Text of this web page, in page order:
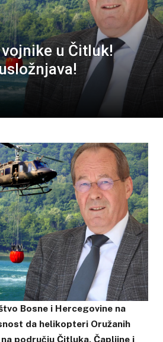
u Čitluk!
Bosne i Hercegovine na
da helikopteri Oružanih
području Čitluka, Čapljine i